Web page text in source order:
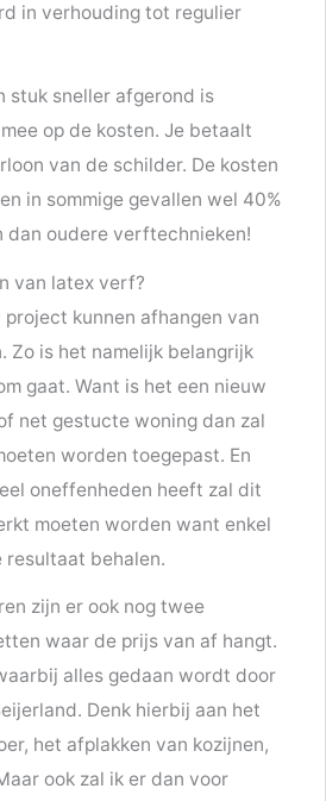
in verhouding tot regulier
stuk sneller afgerond is
op de kosten. Je betaalt
van de schilder. De kosten
in sommige gevallen wel 40%
dan oudere verftechnieken!
van latex verf?
kunnen afhangen van
Zo is het namelijk belangrijk
gaat. Want is het een nieuw
net gestucte woning dan zal
worden toegepast. En
oneffenheden heeft zal dit
moeten worden want enkel
resultaat behalen.
zijn er ook nog twee
waar de prijs van af hangt.
alles gedaan wordt door
Denk hierbij aan het
het afplakken van kozijnen,
ook zal ik er dan voor